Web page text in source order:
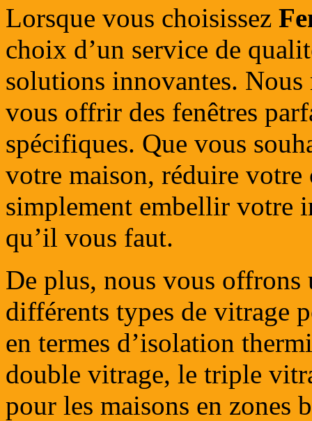
Lorsque vous choisissez
choix d’un service de
solutions innovantes.
vous offrir des fenêtres
spécifiques. Que vous
votre maison, réduire
simplement embellir votre
qu’il vous faut.
De plus, nous vous offrons
différents types de vitrage
en termes d’isolation
double vitrage, le triple
pour les maisons en zones